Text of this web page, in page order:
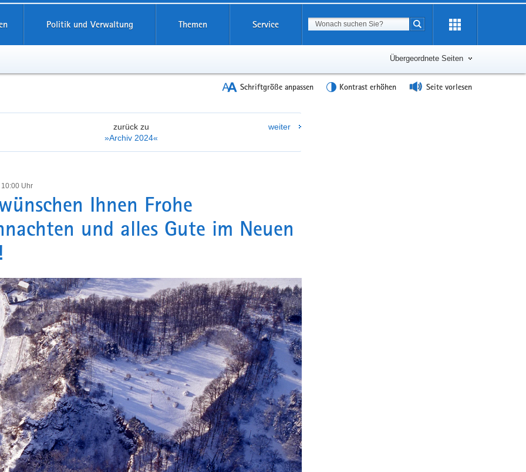
Politik und Verwaltung Themen Service Suchbegriff
Suche starten
Übergeordnete Seiten
Schriftgröße anpassen Kontrast erhöhen Seite vorlesen
zurück zu
»Archiv 2024«
weiter
Uhr
Ihnen Frohe
und alles Gute im Neuen